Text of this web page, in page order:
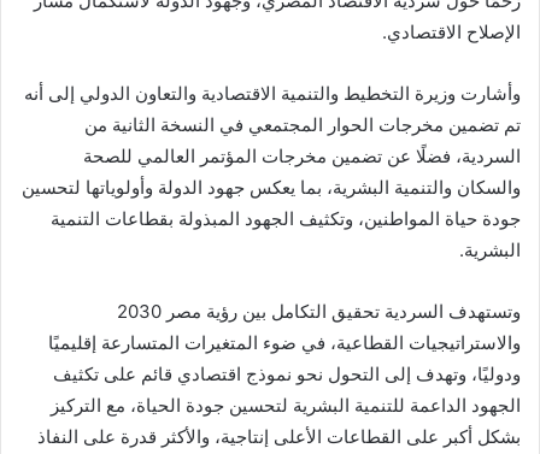
الإصلاح الاقتصادي.
وأشارت وزيرة التخطيط والتنمية الاقتصادية والتعاون الدولي إلى أنه
تم تضمين مخرجات الحوار المجتمعي في النسخة الثانية من
السردية، فضلًا عن تضمين مخرجات المؤتمر العالمي للصحة
والسكان والتنمية البشرية، بما يعكس جهود الدولة وأولوياتها لتحسين
جودة حياة المواطنين، وتكثيف الجهود المبذولة بقطاعات التنمية
البشرية.
وتستهدف السردية تحقيق التكامل بين رؤية مصر 2030
والاستراتيجيات القطاعية، في ضوء المتغيرات المتسارعة إقليميًا
ودوليًا، وتهدف إلى التحول نحو نموذج اقتصادي قائم على تكثيف
الجهود الداعمة للتنمية البشرية لتحسين جودة الحياة، مع التركيز
بشكل أكبر على القطاعات الأعلى إنتاجية، والأكثر قدرة على النفاذ